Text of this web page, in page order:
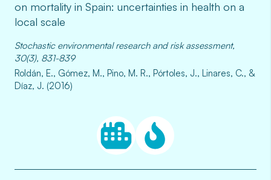
on mortality in Spain: uncertainties in health on a
local scale
Stochastic environmental research and risk assessment,
30(3), 831-839
Roldán, E., Gómez, M., Pino, M. R., Pórtoles, J., Linares, C., &
Díaz, J. (2016)